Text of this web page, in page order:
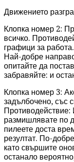
Движението
Клопка номер 2:
всичко.
графици за
Най-добре
опитайте да
забравяйте: и
Клопка номер 3:
задълбочено, със
Противодействие:
размишлявате по
пилеете доста
резултат. По-
като свършите
останало